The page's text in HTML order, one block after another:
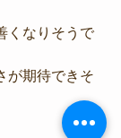
くなりそうで
が期待できそ